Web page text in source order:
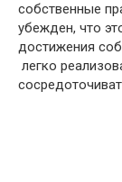
собственные
убежден, что
достижения
легко